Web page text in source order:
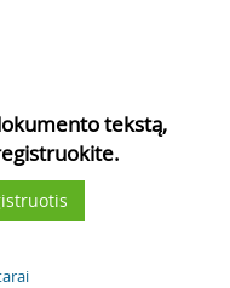
tekstą,